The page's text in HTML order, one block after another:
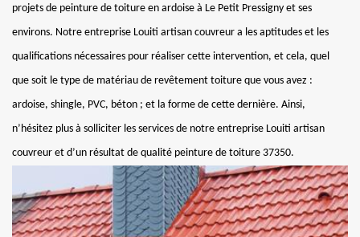
projets de peinture de toiture en ardoise à Le Petit Pressigny et ses
environs. Notre entreprise Louiti artisan couvreur a les aptitudes et les
qualifications nécessaires pour réaliser cette intervention, et cela, quel
que soit le type de matériau de revêtement toiture que vous avez :
ardoise, shingle, PVC, béton ; et la forme de cette dernière. Ainsi,
n’hésitez plus à solliciter les services de notre entreprise Louiti artisan
couvreur et d’un résultat de qualité peinture de toiture 37350.